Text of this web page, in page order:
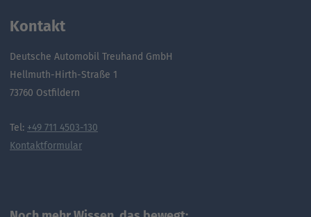
Kontakt
Deutsche Automobil Treuhand GmbH
Hellmuth-Hirth-Straße 1
73760 Ostfildern
Tel: +49 711 4503-130
Kontaktformular